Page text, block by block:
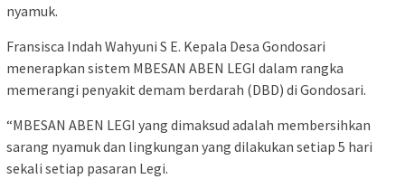
nyamuk.
Fransisca Indah Wahyuni S E. Kepala Desa Gondosari
menerapkan sistem MBESAN ABEN LEGI dalam rangka
memerangi penyakit demam berdarah (DBD) di Gondosari.
“MBESAN ABEN LEGI yang dimaksud adalah membersihkan
sarang nyamuk dan lingkungan yang dilakukan setiap 5 hari
sekali setiap pasaran Legi.